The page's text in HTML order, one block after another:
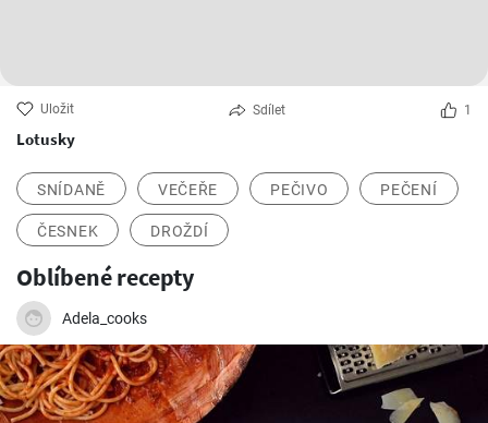
Uložit Sdílet 1
Lotusky
SNÍDANĚ VEČEŘE PEČIVO PEČENÍ
ČESNEK DROŽDÍ
Oblíbené recepty
Adela_cooks